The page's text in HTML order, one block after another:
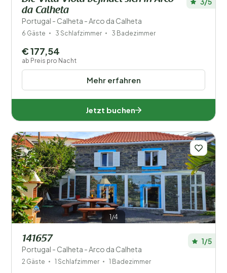
da Calheta
Portugal - Calheta - Arco da Calheta
6 Gäste 3 Schlafzimmer 3 Badezimmer
Mehr erfahren
€ 177,54
ab Preis pro Nacht
Jetzt buchen
1/4
141657
Portugal - Calheta - Arco da Calheta
1/5
2 Gäste 1 Schlafzimmer 1 Badezimmer